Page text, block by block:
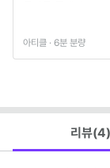
아티클 · 6분 분량
리뷰(4)